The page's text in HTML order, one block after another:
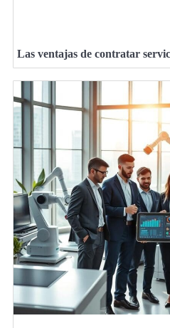
Las ventajas de contratar